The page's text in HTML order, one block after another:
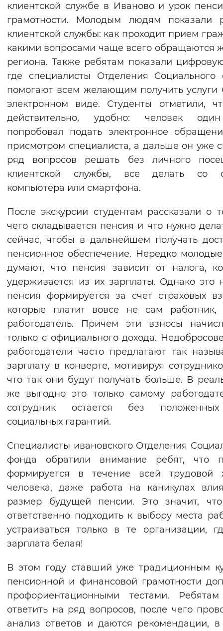
Изображения
Включены Выключены
Звуковой ассистент
Воспроизвести Остановить
Вернуть стандартные настройки
клиентской службе в Иваново и урок
грамотности. Молодым людям показали
клиентской службы: как проходит прием
какими вопросами чаще всего обращаются
региона. Также ребятам показали
где специалисты Отделения Социального
помогают всем желающим получить
электронном виде. Студенты отметили,
действительно, удобно: человек
попробовал подать электронное
присмотром специалиста, а дальше он уже
ряд вопросов решать без личного
клиентской службы, все делать со
компьютера или смартфона.
После экскурсии студентам рассказали о
чего складывается пенсия и что нужно
сейчас, чтобы в дальнейшем получать
пенсионное обеспечение. Нередко
думают, что пенсия зависит от налога,
удерживается из их зарплаты. Однако это
пенсия формируется за счет страховых
которые платит вовсе не сам
работодатель. Причем эти взносы
только с официального дохода.
работодатели часто предлагают так
зарплату в конверте, мотивируя
что так они будут получать больше. В
же выгодно это только самому
сотрудник остается без
социальных гарантий.
Специалисты ивановского Отделения
фонда обратили внимание ребят, что
формируется в течение всей трудовой
человека, даже работа на каникулах
размер будущей пенсии. Это значит,
ответственно подходить к выбору места
устраиваться только в те организации,
зарплата белая!
В этом году ставший уже традиционным
пенсионной и финансовой грамотности
профориентационными тестами.
ответить на ряд вопросов, после чего
анализ ответов и даются рекомендации, в